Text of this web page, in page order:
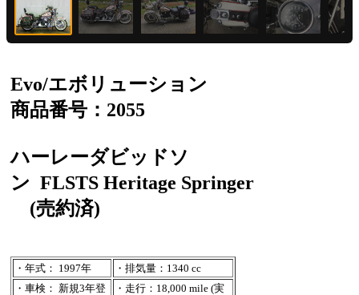
Evo/エボリューション
商品番号：2055
ハーレーダビッドソ
ン FLSTS Heritage Springer
(売約済)
・年式： 1997年
・排気量：1340 cc
・車検： 新規3年登
・走行：18,000 mile (実